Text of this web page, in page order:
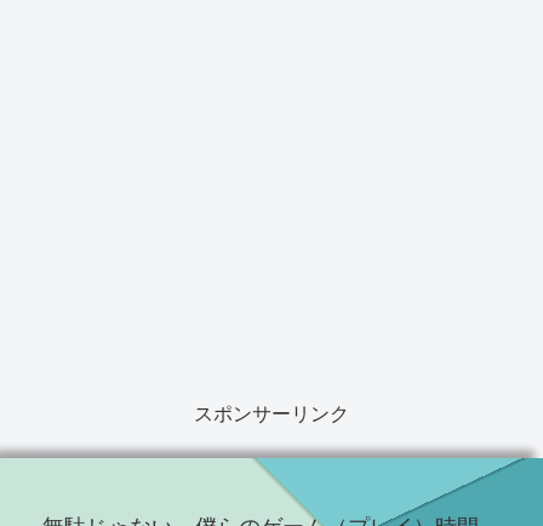
スポンサーリンク